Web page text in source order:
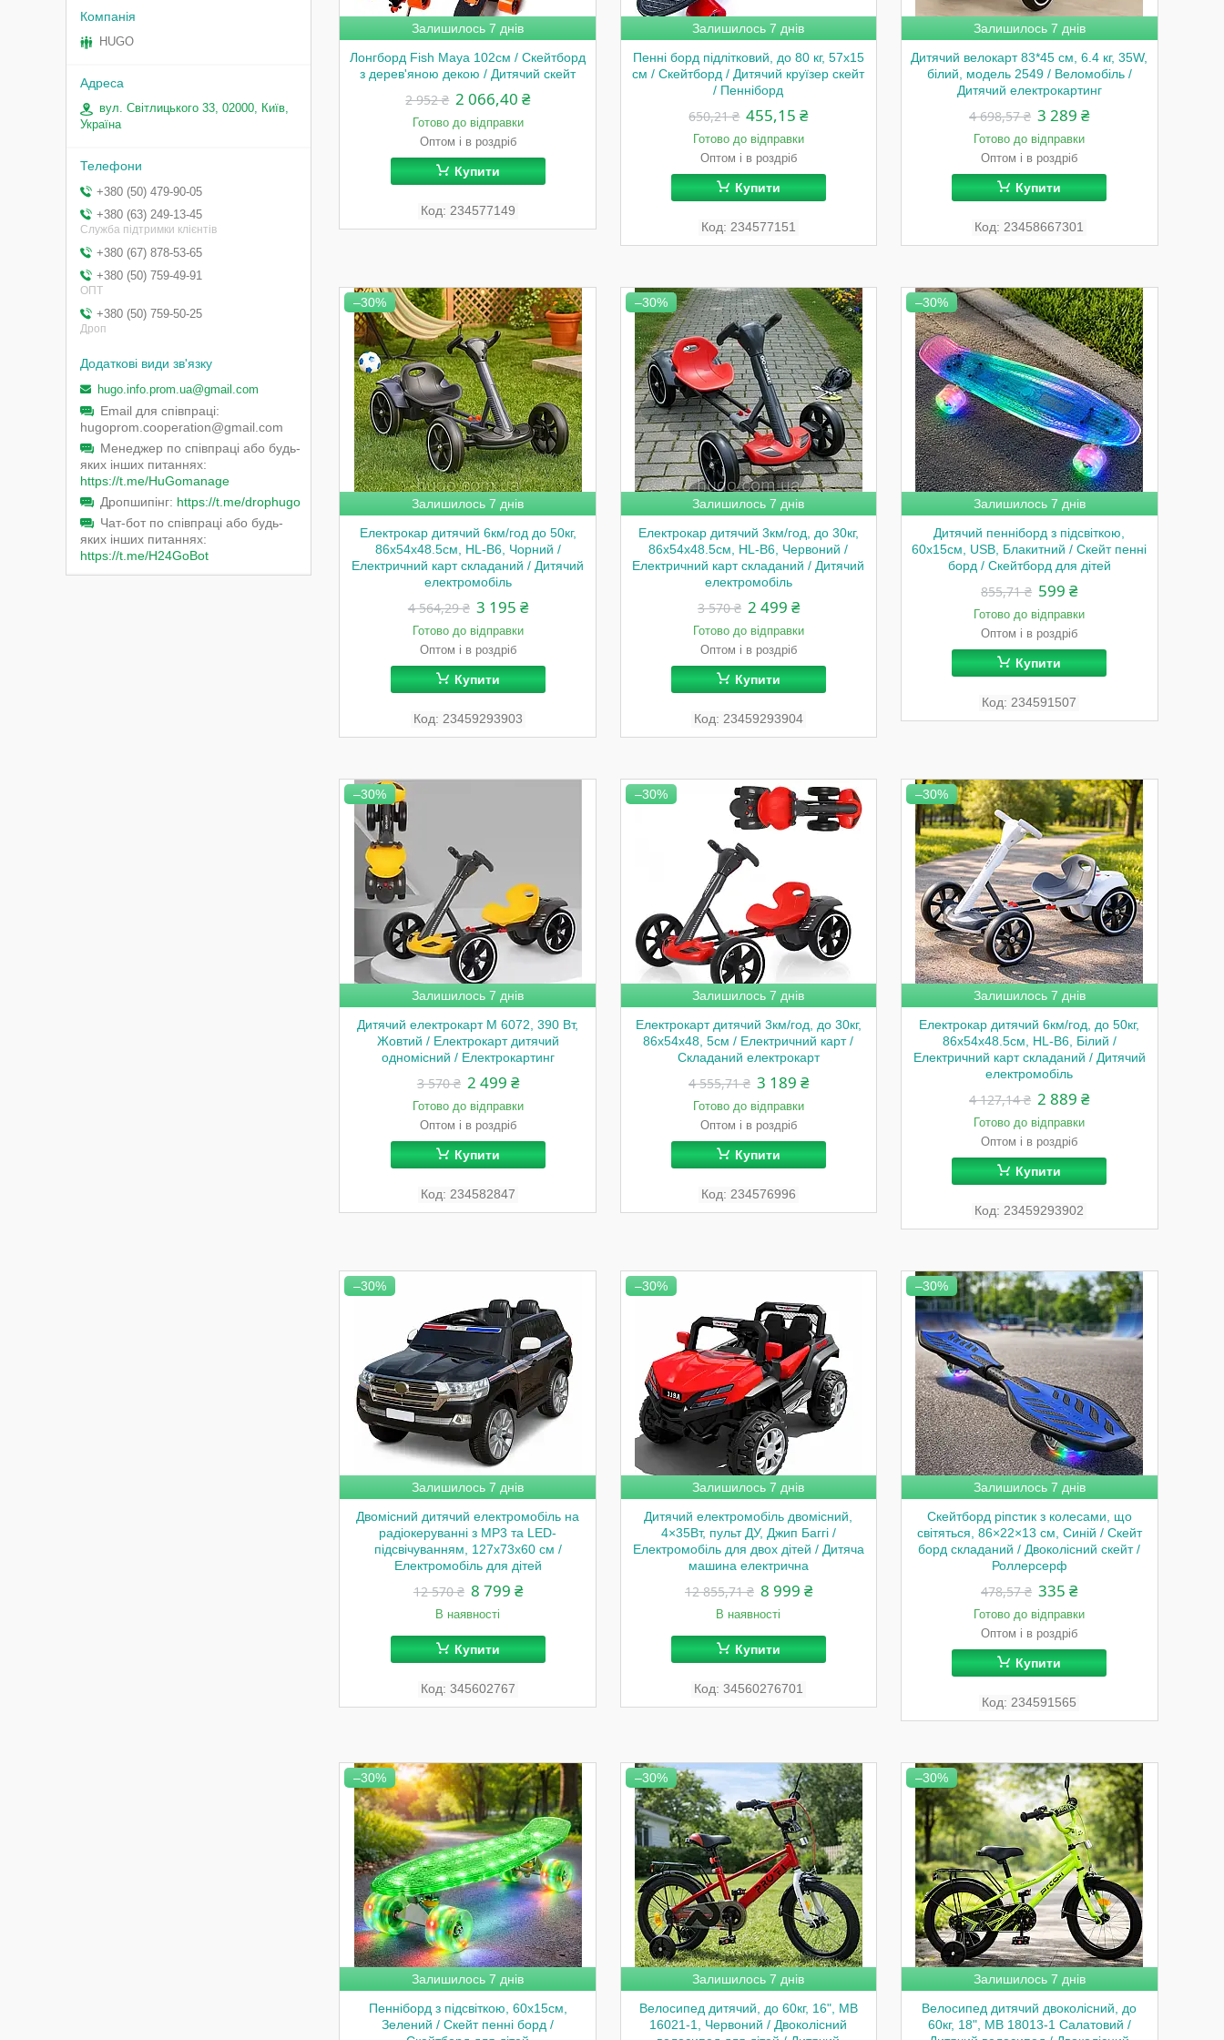
Залишилось 7 днів
Лонгборд Fish Maya 102см / Скейтборд
з дерев'яною декою / Дитячий скейт
2 952 ₴ 2 066,40 ₴
Готово до відправки
Оптом і в роздріб
Купити
234577149
Залишилось 7 днів
Пенні борд підлітковий, до 80 кг, 57х15
см / Скейтборд / Дитячий круїзер скейт
/ Пенніборд
650,21 ₴ 455,15 ₴
Готово до відправки
Оптом і в роздріб
Купити
234577151
Залишилось 7 днів
Дитячий велокарт 83*45 см, 6.4 кг, 35W,
білий, модель 2549 / Веломобіль /
Дитячий електрокартинг
4 698,57 ₴ 3 289 ₴
Готово до відправки
Оптом і в роздріб
Купити
23458667301
–30%
Залишилось 7 днів
Електрокар дитячий 6км/год до 50кг,
86х54х48.5см, HL-B6, Чорний /
Електричний карт складаний / Дитячий
електромобіль
4 564,29 ₴ 3 195 ₴
Готово до відправки
Оптом і в роздріб
Купити
23459293903
–30%
Залишилось 7 днів
Електрокар дитячий 3км/год, до 30кг,
86х54х48.5см, HL-B6, Червоний /
Електричний карт складаний / Дитячий
електромобіль
3 570 ₴ 2 499 ₴
Готово до відправки
Оптом і в роздріб
Купити
23459293904
–30%
Залишилось 7 днів
Дитячий пенніборд з підсвіткою,
60х15см, USB, Блакитний / Скейт пенні
борд / Скейтборд для дітей
855,71 ₴ 599 ₴
Готово до відправки
Оптом і в роздріб
Купити
234591507
–30%
Залишилось 7 днів
Дитячий електрокарт M 6072, 390 Вт,
Жовтий / Електрокарт дитячий
одномісний / Електрокартинг
3 570 ₴ 2 499 ₴
Готово до відправки
Оптом і в роздріб
Купити
234582847
–30%
Залишилось 7 днів
Електрокарт дитячий 3км/год, до 30кг,
86х54х48, 5см / Електричний карт /
Складаний електрокарт
4 555,71 ₴ 3 189 ₴
Готово до відправки
Оптом і в роздріб
Купити
234576996
–30%
Залишилось 7 днів
Електрокар дитячий 6км/год, до 50кг,
86х54х48.5см, HL-B6, Білий /
Електричний карт складаний / Дитячий
електромобіль
4 127,14 ₴ 2 889 ₴
Готово до відправки
Оптом і в роздріб
Купити
23459293902
–30%
Залишилось 7 днів
Двомісний дитячий електромобіль на
радіокеруванні з MP3 та LED-
підсвічуванням, 127х73х60 см /
Електромобіль для дітей
12 570 ₴ 8 799 ₴
В наявності
Купити
345602767
–30%
Залишилось 7 днів
Дитячий електромобіль двомісний,
4×35Вт, пульт ДУ, Джип Баггі /
Електромобіль для двох дітей / Дитяча
машина електрична
12 855,71 ₴ 8 999 ₴
В наявності
Купити
34560276701
–30%
Залишилось 7 днів
Скейтборд ріпстик з колесами, що
світяться, 86×22×13 см, Синій / Скейт
борд складаний / Двоколісний скейт /
Роллерсерф
478,57 ₴ 335 ₴
Готово до відправки
Оптом і в роздріб
Купити
234591565
–30%
Залишилось 7 днів
Пенніборд з підсвіткою, 60х15см,
Зелений / Скейт пенні борд /
–30%
Залишилось 7 днів
Велосипед дитячий, до 60кг, 16", MB
16021-1, Червоний / Двоколісний
–30%
Залишилось 7 днів
Велосипед дитячий двоколісний, до
60кг, 18", MB 18013-1 Салатовий /
HUGO
вул. Світлицького 33, 02000, Київ,
Україна
+380 (50) 479-90-05
+380 (63) 249-13-45
Служба підтримки клієнтів
+380 (67) 878-53-65
+380 (50) 759-49-91
ОПТ
+380 (50) 759-50-25
Дроп
hugo.info.prom.ua@gmail.com
Email для співпраці
hugoprom.cooperation@gmail.com
Менеджер по співпраці або будь-
яких інших питаннях
https://t.me/HuGomanage
Дропшипінг https://t.me/drophugo
Чат-бот по співпраці або будь-
яких інших питаннях
https://t.me/H24GoBot